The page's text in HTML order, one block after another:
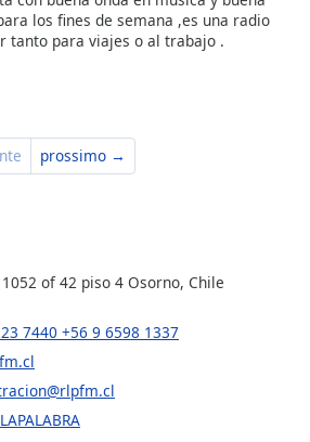
los fines de semana ,es una radio
tanto para viajes o al trabajo .
prossimo →
of 42 piso 4 Osorno, Chile
7440 +56 9 6598 1337